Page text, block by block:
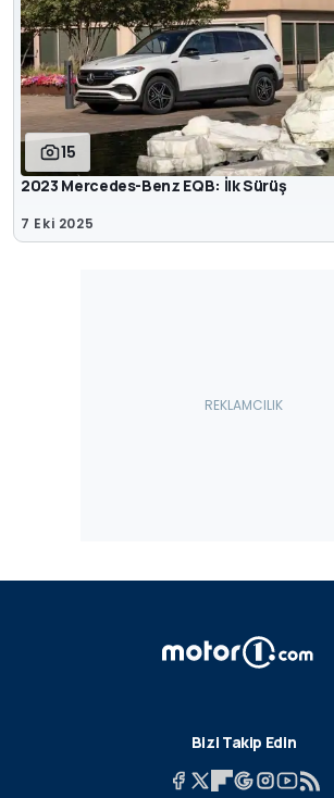
15
2023 Mercedes-Benz EQB: İlk Sürüş
7 Eki 2025
Bizi Takip Edin